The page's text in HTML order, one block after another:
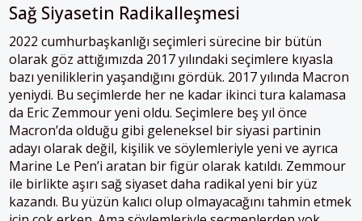
Sağ Siyasetin Radikalleşmesi
2022 cumhurbaşkanlığı seçimleri sürecine bir bütün
olarak göz attığımızda 2017 yılındaki seçimlere kıyasla
bazı yeniliklerin yaşandığını gördük. 2017 yılında Macron
yeniydi. Bu seçimlerde her ne kadar ikinci tura kalamasa
da Eric Zemmour yeni oldu. Seçimlere beş yıl önce
Macron’da olduğu gibi geleneksel bir siyasi partinin
adayı olarak değil, kişilik ve söylemleriyle yeni ve ayrıca
Marine Le Pen’i aratan bir figür olarak katıldı. Zemmour
ile birlikte aşırı sağ siyaset daha radikal yeni bir yüz
kazandı. Bu yüzün kalıcı olup olmayacağını tahmin etmek